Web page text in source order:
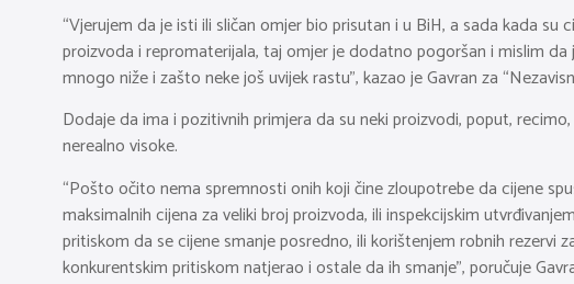
“Vjerujem da je isti ili sličan omjer bio prisutan i u BiH, a sada kada
proizvoda i repromaterijala, taj omjer je dodatno pogoršan i mislim
mnogo niže i zašto neke još uvijek rastu”, kazao je Gavran za
Dodaje da ima i pozitivnih primjera da su neki proizvodi, poput,
nerealno visoke.
“Pošto očito nema spremnosti onih koji čine zloupotrebe da cijene
maksimalnih cijena za veliki broj proizvoda, ili inspekcijskim
pritiskom da se cijene smanje posredno, ili korištenjem robnih
konkurentskim pritiskom natjerao i ostale da ih smanje”, poručuje